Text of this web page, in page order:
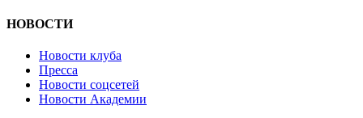
НОВОСТИ
Новости клуба
Пресса
Новости соцсетей
Новости Академии